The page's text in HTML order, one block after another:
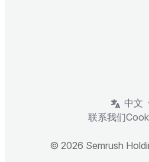
中文
联系我们
© 2026 Semrush